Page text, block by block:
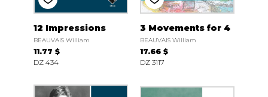
12 Impressions
BEAUVAIS William
11.77 $
DZ 434
3 Movements for 4
BEAUVAIS William
17.66 $
DZ 3117